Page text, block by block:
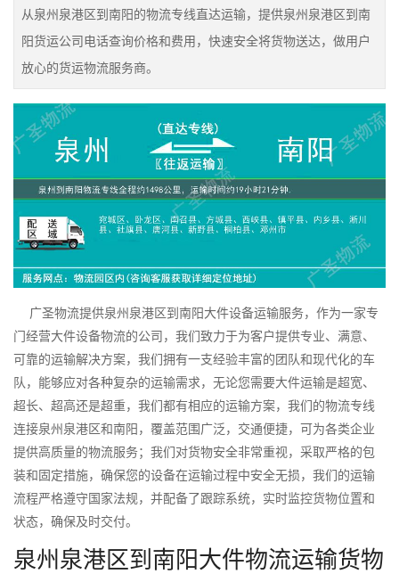
从泉州泉港区到南阳的物流专线直达运输，提供泉州泉港区到南
阳货运公司电话查询价格和费用，快速安全将货物送达，做用户
放心的货运物流服务商。
广圣物流提供泉州泉港区到南阳大件设备运输服务，作为一家专
门经营大件设备物流的公司，我们致力于为客户提供专业、满意、
可靠的运输解决方案，我们拥有一支经验丰富的团队和现代化的车
队，能够应对各种复杂的运输需求，无论您需要大件运输是超宽、
超长、超高还是超重，我们都有相应的运输方案，我们的物流专线
连接泉州泉港区和南阳，覆盖范围广泛，交通便捷，可为各类企业
提供高质量的物流服务；我们对货物安全非常重视，采取严格的包
装和固定措施，确保您的设备在运输过程中安全无损，我们的运输
流程严格遵守国家法规，并配备了跟踪系统，实时监控货物位置和
状态，确保及时交付。
泉州泉港区到南阳大件物流运输货物